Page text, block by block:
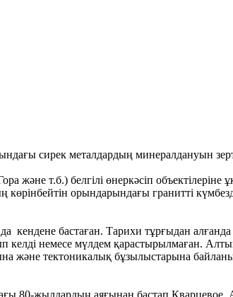
сирек металдардың минералдануын
т.б.) белгілі өнеркәсіп объектілеріне
орындарындағы гранитті
бастаған. Тарихи тұрғыдан
келді немесе мүлдем қарастырылмаған.
және тектоникалық бұзылыстарына
80-жылдардың аяғынан бастап